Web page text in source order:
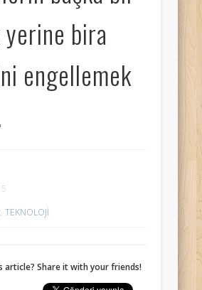
bira
engellemek
,TEKNOLOJİ
article? Share it with your friends!